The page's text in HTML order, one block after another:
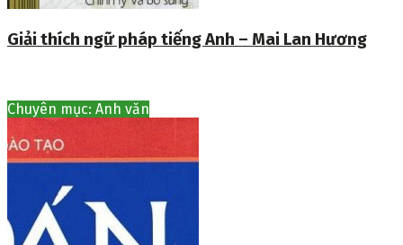
Giải thích ngữ pháp tiếng Anh – Mai Lan Hương
Chuyên mục: Anh văn